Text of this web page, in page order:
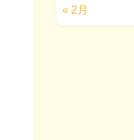
« 2月